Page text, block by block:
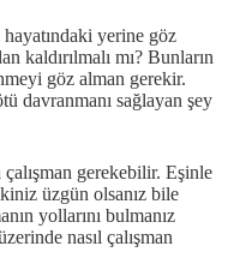
yerine göz
kaldırılmalı mı? Bunların
göz alman gerekir.
davranmanı sağlayan şey
gerekebilir. Eşinle
üzgün olsanız bile
yollarını bulmanız
nasıl çalışman